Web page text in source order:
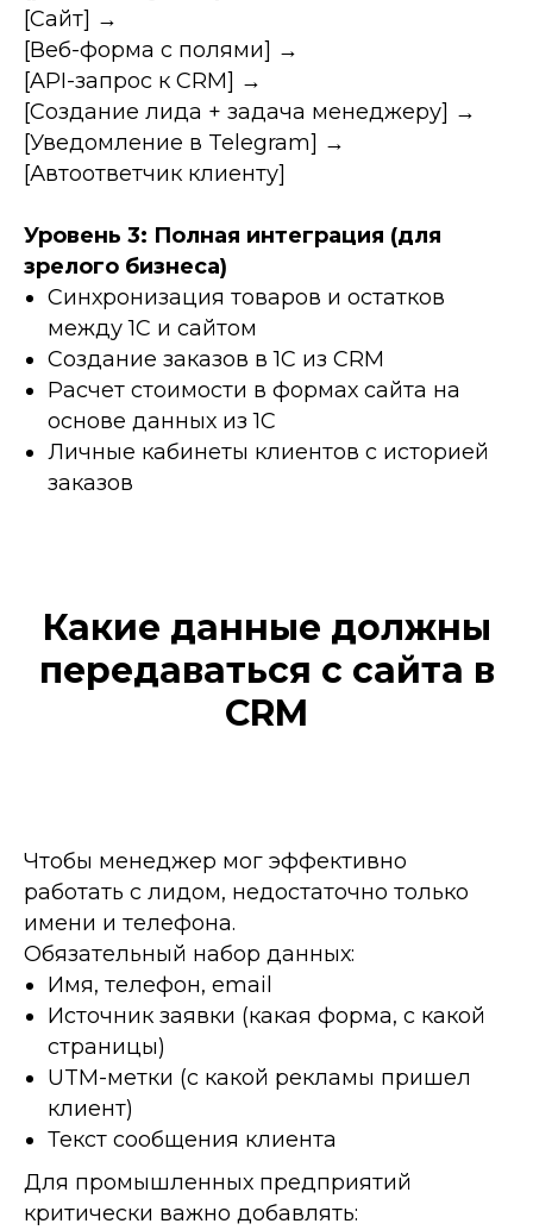
[Сайт] →
[Веб-форма с полями] →
[API-запрос к CRM] →
[Создание лида + задача менеджеру] →
[Уведомление в Telegram] →
[Автоответчик клиенту]
Уровень 3: Полная интеграция (для
зрелого бизнеса)
Синхронизация товаров и остатков
между 1С и сайтом
Создание заказов в 1С из CRM
Расчет стоимости в формах сайта на
основе данных из 1С
Личные кабинеты клиентов с историей
заказов
Какие данные должны
передаваться с сайта в
CRM
Чтобы менеджер мог эффективно
работать с лидом, недостаточно только
имени и телефона.
Обязательный набор данных:
Имя, телефон, email
Источник заявки (какая форма, с какой
страницы)
UTM-метки (с какой рекламы пришел
клиент)
Текст сообщения клиента
Для промышленных предприятий
критически важно добавлять: